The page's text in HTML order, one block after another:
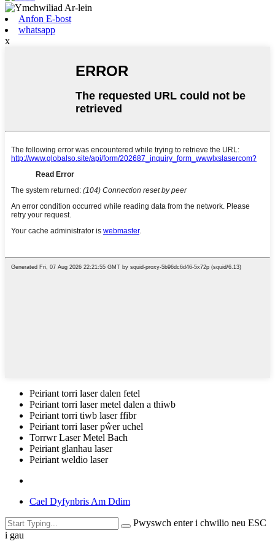
Anfon E-bost
whatsapp
x
Peiriant torri laser dalen fetel
Peiriant torri laser metel dalen a thiwb
Peiriant torri tiwb laser ffibr
Peiriant torri laser pŵer uchel
Torrwr Laser Metel Bach
Peiriant glanhau laser
Peiriant weldio laser
Cael Dyfynbris Am Ddim
Pwyswch enter i chwilio neu ESC
i gau